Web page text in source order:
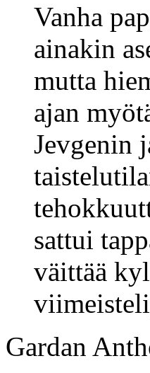
Vanha
ainakin
mutta
ajan
Jevgenin
sattui
väittää
Gardan